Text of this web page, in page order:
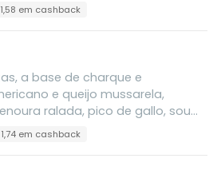
em cashback
a base de charque e
e queijo mussarela,
ralada, pico de gallo, sour
em cashback